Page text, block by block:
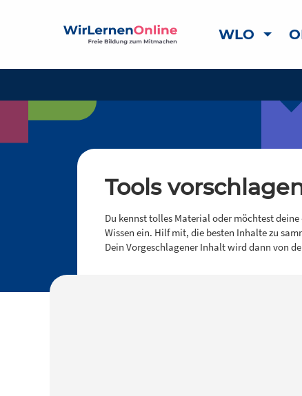
WLO
Tools
Du kennst tolles Material oder möchtest
Wissen ein. Hilf mit, die besten Inhalte zu
Dein Vorgeschlagener Inhalt wird dann von